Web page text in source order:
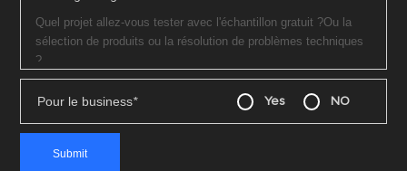
Pour le business* Yes NO